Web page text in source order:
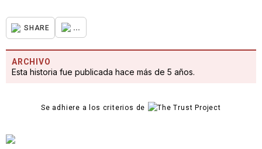
SHARE ...
ARCHIVO
Esta historia fue publicada hace más de 5 años.
Se adhiere a los criterios de